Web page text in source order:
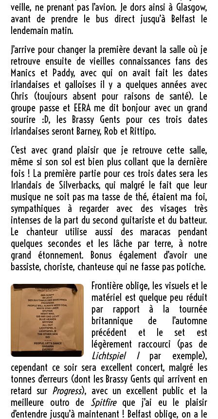
veille, ne prenant pas l’avion. Je dors ainsi à Glasgow,
avant de prendre le bus direct jusqu’à Belfast le
lendemain matin.
J’arrive pour changer la première devant la salle où je
retrouve ensuite de vieilles connaissances fans des
Manics et Paddy, avec qui on avait fait les dates
irlandaises et galloises il y a quelques années avec
Chris (toujours absent pour raisons de santé). Le
groupe passe et EERA me dit bonjour avec un grand
sourire :D, les Brassy Gents pour ces trois dates
irlandaises seront Barney, Rob et Rittipo.
C’est avec grand plaisir que je retrouve cette salle,
même si son sol est bien plus collant que la dernière
fois ! La première partie pour ces trois dates sera les
Irlandais de Silverbacks, qui malgré le fait que leur
musique ne soit pas ma tasse de thé, étaient ma foi,
sympathiques à regarder avec des visages très
intenses de la part du second guitariste et du batteur.
Le chanteur utilise aussi des maracas pendant
quelques secondes et les lâche par terre, à notre
grand étonnement. Bonus également d’avoir une
bassiste, choriste, chanteuse qui ne fasse pas potiche.
Frontière oblige, les visuels et le
matériel est quelque peu réduit
par rapport à la tournée
britannique de l’automne
précédent et le set est
légèrement raccourci (pas de
Lichtspiel Ipar exemple),
cependant ce soir sera excellent concert, malgré les
tonnes d’erreurs (dont les Brassy Gents qui arrivent en
retard sur Progress), avec un excellent public et la
meilleure outro de Spitfireque j’ai eu le plaisir
d’entendre jusqu’à maintenant ! Belfast oblige, on a le